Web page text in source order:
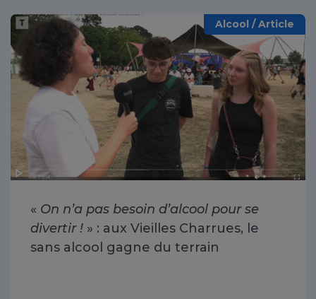
Alcool / Article
« On n’a pas besoin d’alcool pour se
divertir ! » : aux Vieilles Charrues, le
sans alcool gagne du terrain